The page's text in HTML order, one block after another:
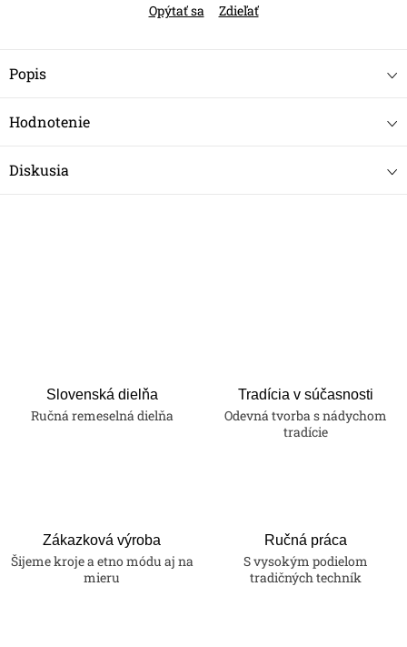
Opýtať sa
Zdieľať
Popis
Hodnotenie
Diskusia
Slovenská dielňa
Ručná remeselná dielňa
Tradícia v súčasnosti
Odevná tvorba s nádychom
tradície
Zákazková výroba
Šijeme kroje a etno módu aj na
mieru
Ručná práca
S vysokým podielom
tradičných techník